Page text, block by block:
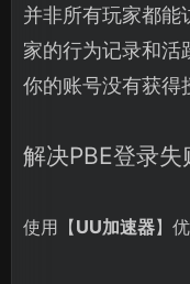
并非所有玩家都能
家的行为记录和活
你的账号没有获得
解决PBE登录
使用【UU加速器】